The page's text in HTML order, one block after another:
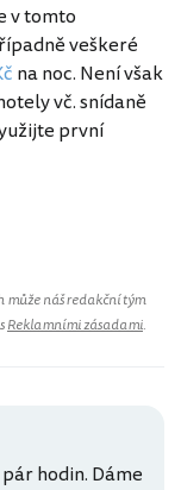
v tomto
veškeré
na noc. Není však
vč. snídaně
první
může náš redakční tým
Reklamními zásadami.
hodin. Dáme